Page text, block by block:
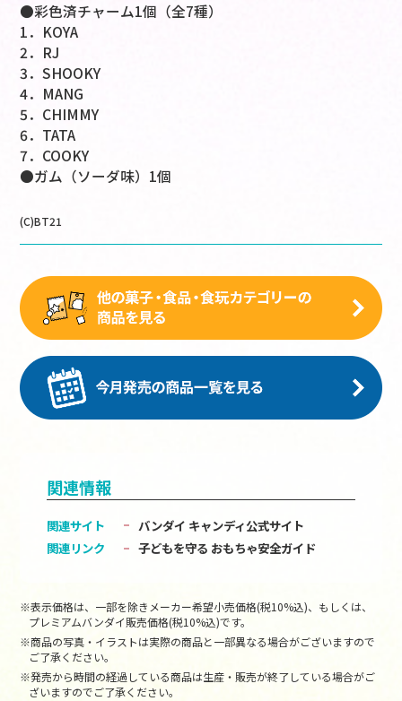
●彩色済チャーム1個（全7種）
1．KOYA
2．RJ
3．SHOOKY
4．MANG
5．CHIMMY
6．TATA
7．COOKY
●ガム（ソーダ味）1個
(C)BT21
関連情報
関連サイト
バンダイ キャンディ公式サイト
関連リンク
子どもを守る おもちゃ安全ガイド
※表示価格は、一部を除きメーカー希望小売価格(税10%込)、もしくは、
プレミアムバンダイ販売価格(税10%込)です。
※商品の写真・イラストは実際の商品と一部異なる場合がございますので
ご了承ください。
※発売から時間の経過している商品は生産・販売が終了している場合がご
ざいますのでご了承ください。